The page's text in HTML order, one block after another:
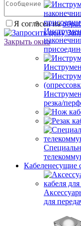
резка/
Кабеленесущие
для
Я согласен на
Закрыть окно